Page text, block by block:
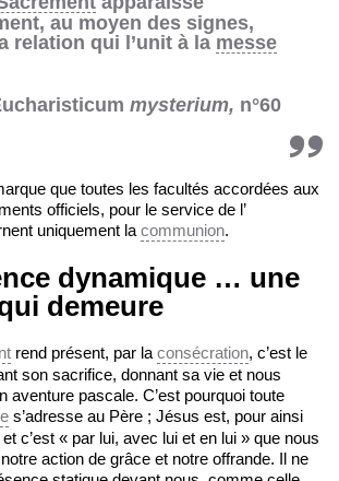
au moyen des signes,
relation qui l’unit à la messe
mysterium, n°60
que toutes les facultés accordées aux
officiels, pour le service de l’
uniquement la communion.
dynamique … une
demeure
rend présent, par la consécration, c’est le
son sacrifice, donnant sa vie et nous
aventure pascale. C’est pourquoi toute
s’adresse au Père ; Jésus est, pour ainsi
c’est « par lui, avec lui et en lui » que nous
action de grâce et notre offrande. Il ne